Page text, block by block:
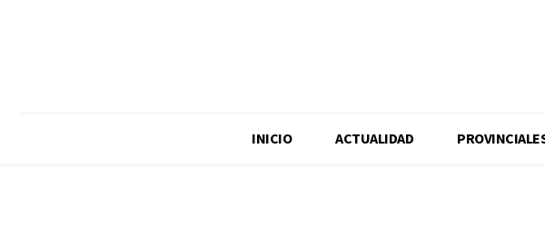
INICIO ACTUALIDAD